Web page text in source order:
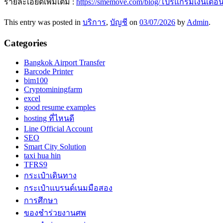
รายละเอียดเพิ่มเติม : https://smemove.com/blog/โปรแกรมเงินเดื
This entry was posted in บริการ, บัญชี on 03/07/2026 by Admin.
Categories
Bangkok Airport Transfer
Barcode Printer
bim100
Cryptominingfarm
excel
good resume examples
hosting ที่ไหนดี
Line Official Account
SEO
Smart City Solution
taxi hua hin
TFRS9
กระเป๋าเดินทาง
กระเป๋าแบรนด์เนมมือสอง
การศึกษา
ของชำร่วยงานศพ